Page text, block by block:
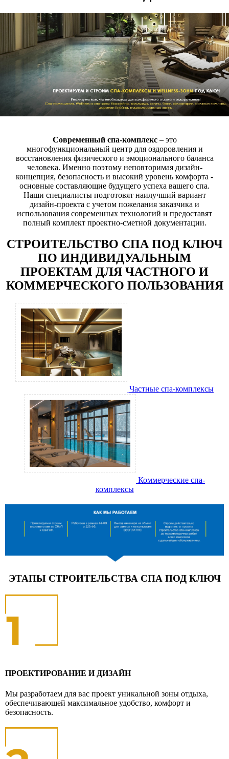
Современный спа-комплекс– это
многофункциональный центр для оздоровления и
восстановления физического и эмоционального баланса
человека. Именно поэтому неповторимая дизайн-
концепция, безопасность и высокий уровень комфорта -
основные составляющие будущего успеха вашего спа.
Наши специалисты подготовят наилучший вариант
дизайн-проекта с учетом пожелания заказчика и
использования современных технологий и предоставят
полный комплект проектно-сметной документации.
СТРОИТЕЛЬСТВО СПА ПОД КЛЮЧ
ПО ИНДИВИДУАЛЬНЫМ
ПРОЕКТАМ ДЛЯ ЧАСТНОГО И
КОММЕРЧЕСКОГО ПОЛЬЗОВАНИЯ
Частные спа-комплексы
Коммерческие спа-
комплексы
ЭТАПЫ СТРОИТЕЛЬСТВА СПА ПОД КЛЮЧ
ПРОЕКТИРОВАНИЕ И ДИЗАЙН
Мы разработаем для вас проект уникальной зоны отдыха,
обеспечивающей максимальное удобство, комфорт и
безопасность.